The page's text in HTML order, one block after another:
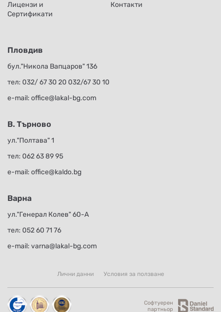
Лицензи и
Сертификати
Контакти
Пловдив
бул."Никола Вапцаров" 136
тел: 032/ 67 30 20 032/67 30 10
е-mail: office@lakal-bg.com
В. Търново
ул."Полтава" 1
тел: 062 63 89 95
е-mail: office@kaldo.bg
Варна
ул."Генерал Колев" 60-А
тел: 052 60 71 76
е-mail: varna@lakal-bg.com
Лични данни Условия за ползване
Софтуерен
партньор